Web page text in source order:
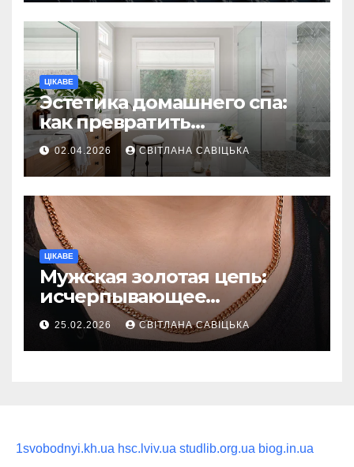
ЦІКАВЕ
Эстетика домашнего спа:
как превратить
ежедневную гигиену в
восстанавливающий
ритуал
02.04.2026 СВІТЛАНА САВІЦЬКА
ЦІКАВЕ
Мужская золотая цепь:
исчерпывающее
руководство по выбору
статусного украшения
25.02.2026 СВІТЛАНА САВІЦЬКА
1svobodnyi.kh.ua hsc.lviv.ua studlib.org.ua biog.in.ua